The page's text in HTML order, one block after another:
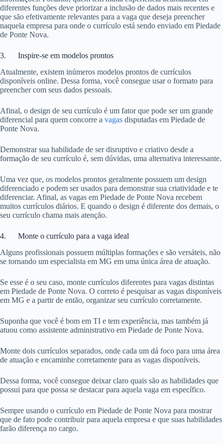
diferentes funções deve priorizar a inclusão de dados mais recentes e
que são efetivamente relevantes para a vaga que deseja preencher
naquela empresa para onde o currículo está sendo enviado em Piedade
de Ponte Nova.
3. Inspire-se em modelos prontos
Atualmente, existem inúmeros modelos prontos de currículos
disponíveis online. Dessa forma, você consegue usar o formato para
preencher com seus dados pessoais.
Afinal, o design de seu currículo é um fator que pode ser um grande
diferencial para quem concorre a vagas disputadas em Piedade de
Ponte Nova.
Demonstrar sua habilidade de ser disruptivo e criativo desde a
formação de seu currículo é, sem dúvidas, uma alternativa interessante.
Uma vez que, os modelos prontos geralmente possuem um design
diferenciado e podem ser usados para demonstrar sua criatividade e te
diferenciar. Afinal, as vagas em Piedade de Ponte Nova recebem
muitos currículos diários. E quando o design é diferente dos demais, o
seu currículo chama mais atenção.
4. Monte o currículo para a vaga ideal
Alguns profissionais possuem múltiplas formações e são versáteis, não
se tornando um especialista em MG em uma única área de atuação.
Se esse é o seu caso, monte currículos diferentes para vagas distintas
em Piedade de Ponte Nova. O correto é pesquisar as vagas disponíveis
em MG e a partir de então, organizar seu currículo corretamente.
Suponha que você é bom em TI e tem experiência, mas também já
atuou como assistente administrativo em Piedade de Ponte Nova.
Monte dois currículos separados, onde cada um dá foco para uma área
de atuação e encaminhe corretamente para as vagas disponíveis.
Dessa forma, você consegue deixar claro quais são as habilidades que
possui para que possa se destacar para aquela vaga em específico.
Sempre usando o currículo em Piedade de Ponte Nova para mostrar
que de fato pode contribuir para aquela empresa e que suas habilidades
farão diferença no cargo.